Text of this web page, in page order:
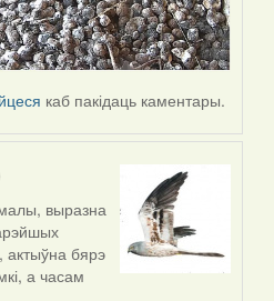
каб пакідаць каментары.
выразна
актыўна бярэ
а часам